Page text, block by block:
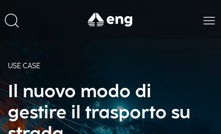
USE CASE
Il nuovo modo di
gestire il trasporto su